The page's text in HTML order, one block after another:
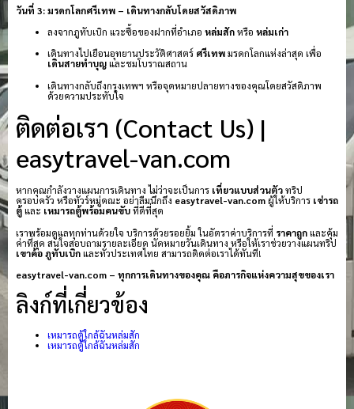
วันที่ 3: มรดกโลกศรีเทพ – เดินทางกลับโดยสวัสดิภาพ
ลงจากภูทับเบิก แวะซื้อของฝากที่อำเภอ หล่มสักหรือ หล่มเก่า
เดินทางไปเยือนอุทยานประวัติศาสตร์ ศรีเทพมรดกโลกแห่งล่าสุด เพื่อ
เดินสายทำบุญและชมโบราณสถาน
เดินทางกลับถึงกรุงเทพฯ หรือจุดหมายปลายทางของคุณโดยสวัสดิภาพ
ด้วยความประทับใจ
ติดต่อเรา (Contact Us) |
easytravel-van.com
หากคุณกำลังวางแผนการเดินทาง ไม่ว่าจะเป็นการ เที่ยวแบบส่วนตัวทริป
ครอบครัว หรือทัวร์หมู่คณะ อย่าลืมนึกถึง easytravel-van.comผู้ให้บริการ เช่ารถ
ตู้และ เหมารถตู้พร้อมคนขับที่ดีที่สุด
เราพร้อมดูแลทุกท่านด้วยใจ บริการด้วยรอยยิ้ม ในอัตราค่าบริการที่ ราคาถูกและคุ้ม
ค่าที่สุด สนใจสอบถามรายละเอียด นัดหมายวันเดินทาง หรือให้เราช่วยวางแผนทริป
เขาค้อภูทับเบิกและทั่วประเทศไทย สามารถติดต่อเราได้ทันที!
easytravel-van.com – ทุกการเดินทางของคุณ คือภารกิจแห่งความสุขของเรา
ลิงก์ที่เกี่ยวข้อง
เหมารถตู้ใกล้ฉันหล่มสัก
เหมารถตู้ใกล้ฉันหล่มสัก